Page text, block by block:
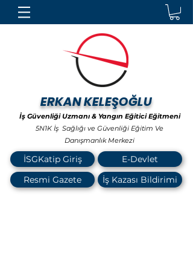
ERKAN KELEŞOĞLU
İş Güvenliği Uzmanı & Yangın Eğitici Eğitmeni
5N1K İş Sağlığı ve Güvenliği Eğitim Ve
Danışmanlık Merkezi
İSGKatip Giriş
E-Devlet
Resmi Gazete
İş Kazası Bildirimi